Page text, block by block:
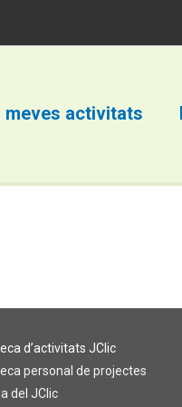
meves activitats
d’activitats JClic
personal de projectes
del JClic